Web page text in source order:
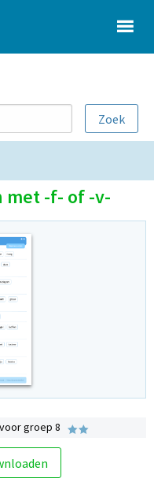
met -f- of -v-
groep 8